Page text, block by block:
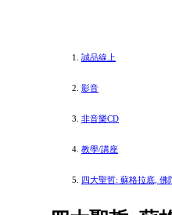
誠品線上
影音
非音樂CD
教學/講座
四大聖哲: 蘇格拉底, 佛